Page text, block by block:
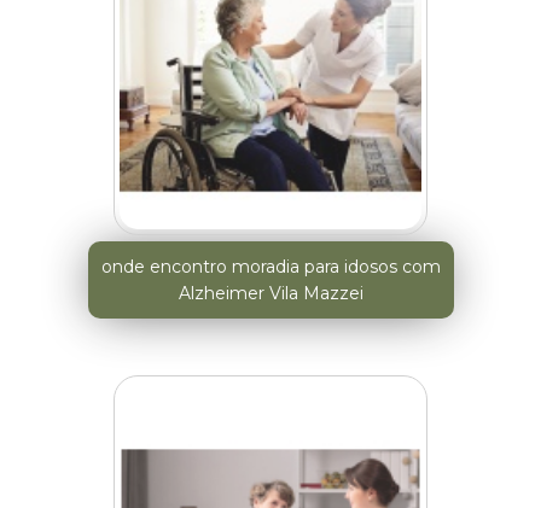
onde encontro moradia para idosos com
Alzheimer Vila Mazzei